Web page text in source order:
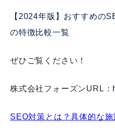
【2024年版】おすすめの
の特徴比較一覧
ぜひご覧ください！
株式会社フォーズンURL：
SEO対策とは？具体的な